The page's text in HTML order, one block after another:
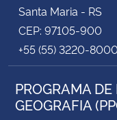
Santa Maria - RS
CEP: 97105-900
+55 (55) 3220-8000
PROGRAMA
GEOGRAFIA